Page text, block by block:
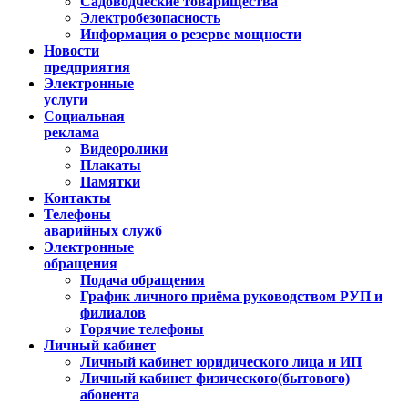
Электробезопасность
Информация о резерве мощности
Новости
предприятия
Электронные
услуги
Социальная
реклама
Видеоролики
Плакаты
Памятки
Контакты
Телефоны
аварийных служб
Электронные
обращения
Подача обращения
График личного приёма руководством РУП и
филиалов
Горячие телефоны
Личный кабинет
Личный кабинет юридического лица и ИП
Личный кабинет физического(бытового)
абонента